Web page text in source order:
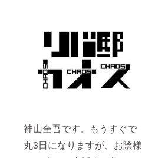
神山奎吾です。もうすぐで
丸3日になりますが、お陰様